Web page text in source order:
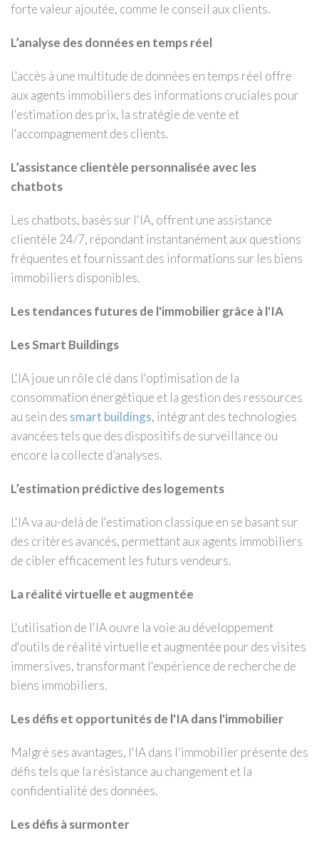
forte valeur ajoutée, comme le conseil aux clients.
L’analyse des données en temps réel
L'accès à une multitude de données en temps réel offre
aux agents immobiliers des informations cruciales pour
l'estimation des prix, la stratégie de vente et
l'accompagnement des clients.
L’assistance clientèle personnalisée avec les
chatbots
Les chatbots, basés sur l'IA, offrent une assistance
clientèle 24/7, répondant instantanément aux questions
fréquentes et fournissant des informations sur les biens
immobiliers disponibles.
Les tendances futures de l'immobilier grâce à l'IA
Les Smart Buildings
L'IA joue un rôle clé dans l'optimisation de la
consommation énergétique et la gestion des ressources
au sein des smart buildings, intégrant des technologies
avancées tels que des dispositifs de surveillance ou
encore la collecte d’analyses.
L’estimation prédictive des logements
L'IA va au-delà de l'estimation classique en se basant sur
des critères avancés, permettant aux agents immobiliers
de cibler efficacement les futurs vendeurs.
La réalité virtuelle et augmentée
L'utilisation de l'IA ouvre la voie au développement
d'outils de réalité virtuelle et augmentée pour des visites
immersives, transformant l'expérience de recherche de
biens immobiliers.
Les défis et opportunités de l'IA dans l'immobilier
Malgré ses avantages, l'IA dans l'immobilier présente des
défis tels que la résistance au changement et la
confidentialité des données.
Les défis à surmonter